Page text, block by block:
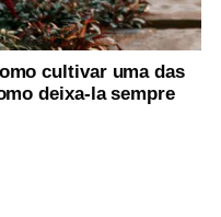
cultivar uma das
deixa-la sempre